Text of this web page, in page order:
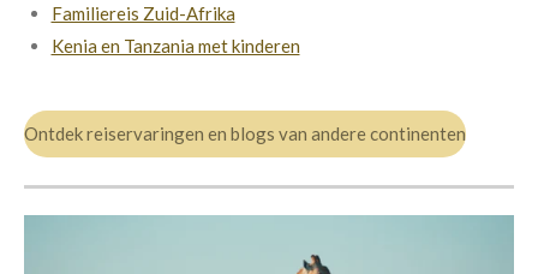
Familiereis Zuid-Afrika
Kenia en Tanzania met kinderen
Ontdek reiservaringen en blogs van andere continenten